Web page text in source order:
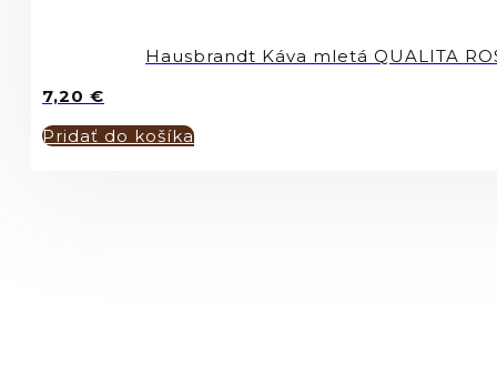
Hausbrandt Káva mletá QUALITA
7,20 €
Pridať do košíka